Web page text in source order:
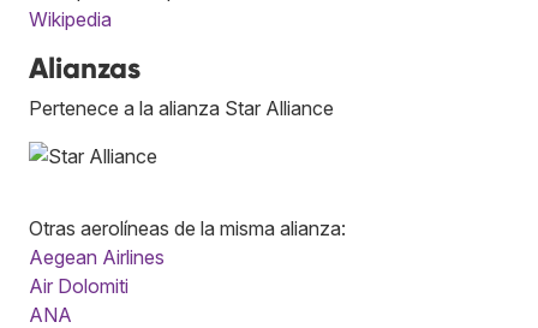
Wikipedia
Alianzas
Pertenece a la alianza Star Alliance
Otras aerolíneas de la misma alianza:
Aegean Airlines
Air Dolomiti
ANA